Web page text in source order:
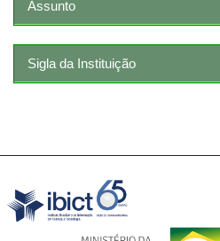
Assunto
Sigla da Instituição